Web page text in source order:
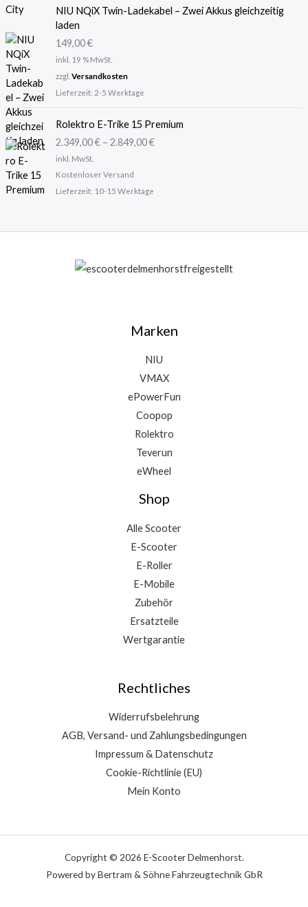
NIU NQiX Twin-Ladekabel – Zwei Akkus gleichzeitig
laden
149,00€
inkl. 19 % MwSt.
zzgl. Versandkosten
Lieferzeit: 2-5 Werktage
Rolektro E-Trike 15 Premium
2.349,00€– 2.849,00€
inkl. MwSt.
Kostenloser Versand
Lieferzeit: 10-15 Werktage
Marken
NIU
VMAX
ePowerFun
Coopop
Rolektro
Teverun
eWheel
Shop
Alle Scooter
E-Scooter
E-Roller
E-Mobile
Zubehör
Ersatzteile
Wertgarantie
Rechtliches
Widerrufsbelehrung
AGB, Versand- und Zahlungsbedingungen
Impressum & Datenschutz
Cookie-Richtlinie (EU)
Mein Konto
Copyright © 2026 E-Scooter Delmenhorst.
Powered by Bertram & Söhne Fahrzeugtechnik GbR